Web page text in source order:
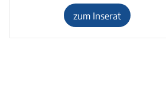
zum Inserat